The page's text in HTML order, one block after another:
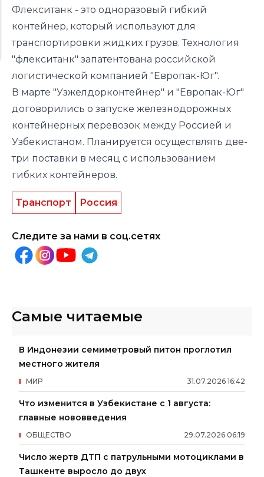
Флекситанк - это одноразовый гибкий
контейнер, который используют для
транспортировки жидких грузов. Технология
"флекситанк" запатентована российской
логистической компанией "Европак-Юг".
В марте "Узжелдорконтейнер" и "Европак-Юг"
договорились о запуске железнодорожных
контейнерных перевозок между Россией и
Узбекистаном. Планируется осуществлять две-
три поставки в месяц с использованием
гибких контейнеров.
Транспорт Россия
Следите за нами в соц.сетях
Самые читаемые
В Индонезии семиметровый питон проглотил
местного жителя
31.07.2026 16:42
МИР
Что изменится в Узбекистане с 1 августа:
главные нововведения
29.07.2026 06:19
ОБЩЕСТВО
Число жертв ДТП с патрульными мотоциклами в
Ташкенте выросло до двух